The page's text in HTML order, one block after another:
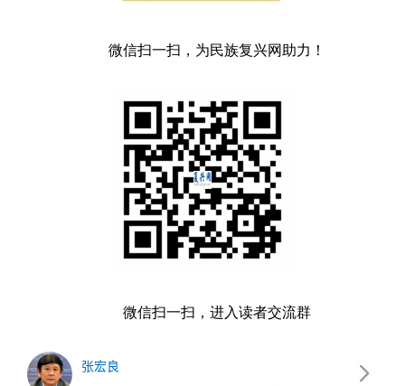
微信扫一扫，为民族复兴网助力！
微信扫一扫，进入读者交流群
张宏良